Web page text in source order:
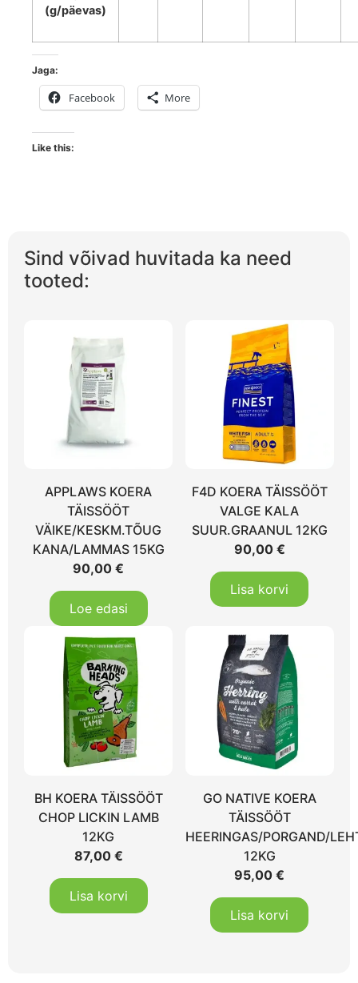
(g/päevas)
Jaga:
Facebook More
Like this:
Sind võivad huvitada ka need
tooted:
APPLAWS KOERA
TÄISSÖÖT
VÄIKE/KESKM.TÕUG
KANA/LAMMAS 15KG
90,00€
Loe edasi
F4D KOERA TÄISSÖÖT
VALGE KALA
SUUR.GRAANUL 12KG
90,00 €
Lisa korvi
BH KOERA TÄISSÖÖT
CHOP LICKIN LAMB
12KG
87,00 €
Lisa korvi
GO NATIVE KOERA
TÄISSÖÖT
HEERINGAS/PORGAND/
12KG
95,00€
Lisa korvi